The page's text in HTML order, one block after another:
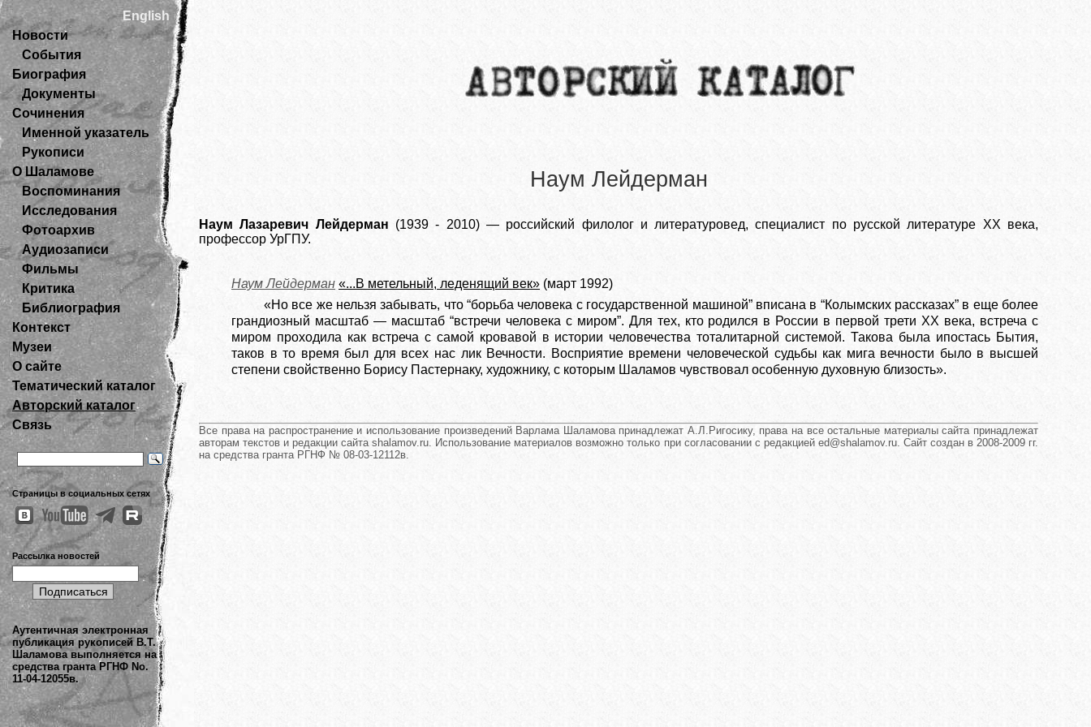
English
Новости
События
Биография
Документы
Сочинения
Именной указатель
Рукописи
О Шаламове
Воспоминания
Исследования
Фотоархив
Аудиозаписи
Фильмы
Критика
Библиография
Контекст
Музеи
О сайте
Тематический каталог
Авторский каталог
Связь
Страницы в социальных сетях
Рассылка новостей
Аутентичная электронная
публикация рукописей В.Т.
Шаламова выполняется на
средства гранта РГНФ No.
11-04-12055в.
Наум Лейдерман
Наум Лазаревич Лейдерман (1939 - 2010) — российский филолог и литературовед, специалист по русской литературе XX века,
профессор УрГПУ.
Наум Лейдерман «...В метельный, леденящий век» (март 1992)
«Но все же нельзя забывать, что “борьба человека с государственной машиной” вписана в “Колымских рассказах” в еще более
грандиозный масштаб — масштаб “встречи человека с миром”. Для тех, кто родился в России в первой трети XX века, встреча с
миром проходила как встреча с самой кровавой в истории человечества тоталитарной системой. Такова была ипостась Бытия,
таков в то время был для всех нас лик Вечности. Восприятие времени человеческой судьбы как мига вечности было в высшей
степени свойственно Борису Пастернаку, художнику, с которым Шаламов чувствовал особенную духовную близость».
Все права на распространение и использование произведений Варлама Шаламова принадлежат А.Л.Ригосику, права на все остальные материалы сайта принадлежат
авторам текстов и редакции сайта shalamov.ru. Использование материалов возможно только при согласовании с редакцией ed@shalamov.ru. Сайт создан в 2008-2009 гг.
на средства гранта РГНФ № 08-03-12112в.